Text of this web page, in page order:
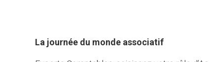
La journée du monde associatif